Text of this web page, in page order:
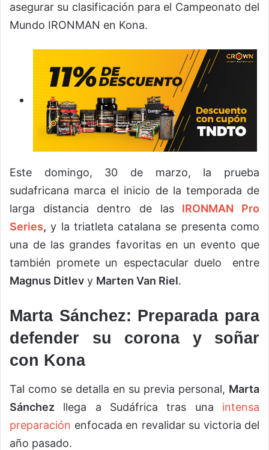
asegurar su clasificación para el Campeonato del
Mundo IRONMAN en Kona.
Este domingo, 30 de marzo, la prueba
sudafricana marca el inicio de la temporada de
larga distancia dentro de las IRONMAN Pro
Series, y la triatleta catalana se presenta como
una de las grandes favoritas en un evento que
también promete un espectacular duelo entre
Magnus Ditlev y Marten Van Riel.
Marta Sánchez: Preparada para
defender su corona y soñar
con Kona
Tal como se detalla en su previa personal, Marta
Sánchez llega a Sudáfrica tras una intensa
preparación enfocada en revalidar su victoria del
año pasado.